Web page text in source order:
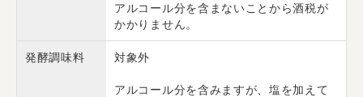
アルコール分を含まないことから酒税が
かかりません。
発酵調味料 対象外
アルコール分を含みますが、塩を加えて